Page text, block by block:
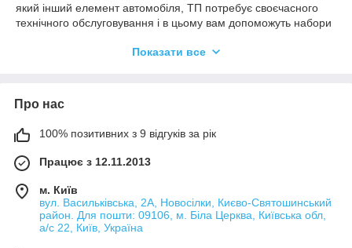
який інший елемент автомобіля, ТП потребує своєчасного
технічного обслуговування і в цьому вам допоможуть набори
продукцію можна за винятково приємними цінами.
В наявності велика кількість знімачів для зняття форсунок.
підходящий ключ для зняття форсунок, напевно, є на
системи відрізняються в залежності від марки вашої машини,
всі вони:
виконані із якісних матеріалів;
Показати все
Про нас
100% позитивних з 9 відгуків за рік
Працює з 12.11.2013
м. Київ
вул. Васильківська, 2А, Новосілки, Києво-Святошинський
район. Для пошти: 09106, м. Біла Церква, Київська обл,
а/с 22, Київ, Україна